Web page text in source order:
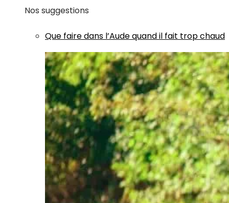
Nos suggestions
Que faire dans l’Aude quand il fait trop chaud